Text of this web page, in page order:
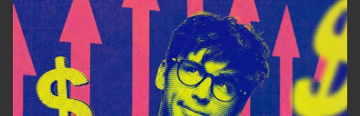
EKOPEDIA LIHAT SEMUA